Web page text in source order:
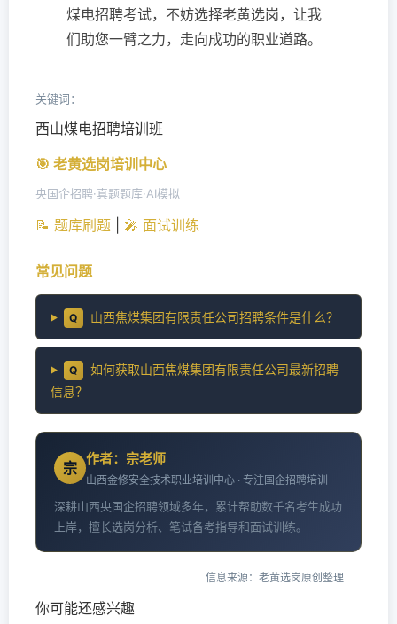
煤电招聘考试，不妨选择老黄选岗，让我
们助您一臂之力，走向成功的职业道路。
关键词：
西山煤电招聘培训班
🎯 老黄选岗培训中心
央国企招聘·真题题库·AI模拟
📝 题库刷题 🎤 面试训练
常见问题
Q 山西焦煤集团有限责任公司招聘条件是什么？
Q
如何获取山西焦煤集团有限责任公司最新招聘
信息？
宗
作者：宗老师
山西金修安全技术职业培训中心 · 专注国企招聘培训
深耕山西央国企招聘领域多年，累计帮助数千名考生成功
上岸，擅长选岗分析、笔试备考指导和面试训练。
信息来源：老黄选岗原创整理
你可能还感兴趣